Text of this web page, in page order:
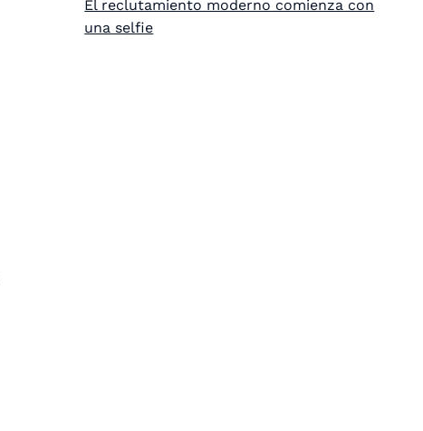
El reclutamiento moderno comienza con
una selfie